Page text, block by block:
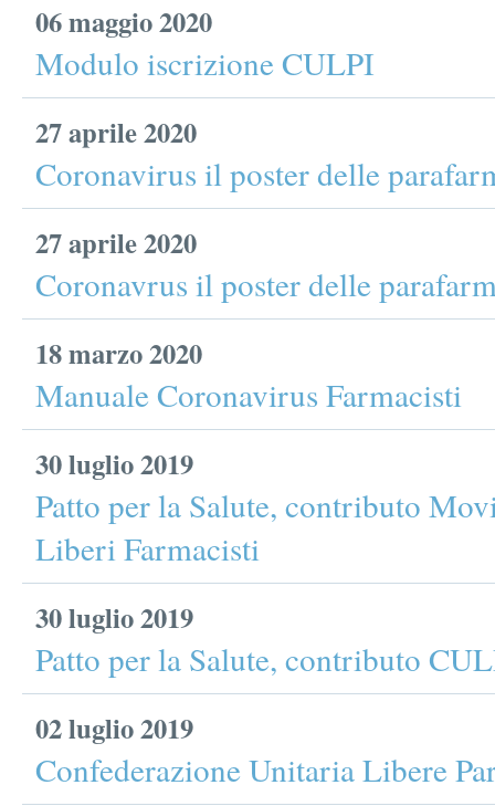
06 maggio 2020
Modulo iscrizione CULPI
27 aprile 2020
Coronavirus il poster delle
27 aprile 2020
Coronavrus il poster delle
18 marzo 2020
Manuale Coronavirus Farmacisti
30 luglio 2019
Patto per la Salute, contributo
Liberi Farmacisti
30 luglio 2019
Patto per la Salute, contributo
02 luglio 2019
Confederazione Unitaria Libere